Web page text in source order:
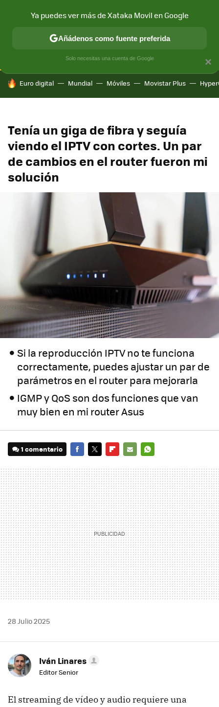
CONECTIVIDAD MÓVIL Y SOCIEDAD APLICACIONES
HOY SE HABLA DE
Euro digital Mundial Móviles Movistar Plus
Tenía un giga de fibra y seguía
viendo el IPTV con cortes. Un par
de cambios en el router fueron mi
solución
Si la reproducción IPTV no te funciona
correctamente, puedes ajustar un par de
parámetros en el router para mejorarla
IGMP y QoS son dos funciones que van
muy bien en mi router Asus
1 comentario
MAIL
28 Julio 2025
Iván Linares
Editor Senior
El streaming de vídeo y audio requiere una
×
Ya puedes ver más de Xataka Movil en Google
Añádenos como fuente preferida
Solo necesitas una cuenta de Google